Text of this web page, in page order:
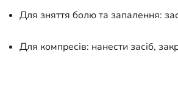
Для зняття болю та запалення:
Для компресів: нанести засіб,